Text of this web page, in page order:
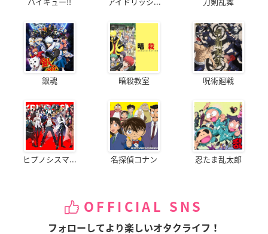
銀魂 暗殺教室 呪術廻戦
ヒプノシスマ... 名探偵コナン 忍たま乱太郎
OFFICIAL SNS
フォローしてより楽しいオタクライフ！